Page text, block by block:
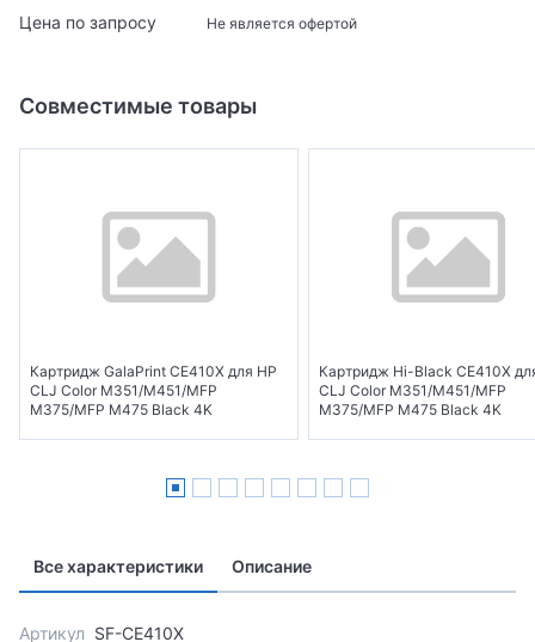
Цена по запросу Не является офертой
Совместимые товары
Картридж GalaPrint CE410X для HP
CLJ Color M351/M451/MFP
M375/MFP M475 Black 4K
Картридж Hi-Black CE410X
CLJ Color M351/M451/MFP
M375/MFP M475 Black 4K
Все характеристики Описание
Артикул SF-CE410X